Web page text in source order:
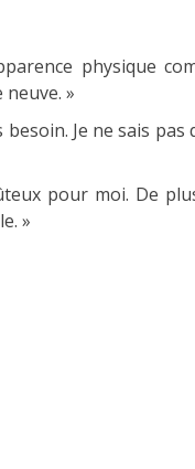
physique
»
Je ne sais pas
pour moi. De
»